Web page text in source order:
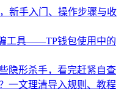
新手入门、操作步骤与收
工具——TP钱包使用中的
隐形杀手，看完赶紧自查
一文理清导入规则、教程